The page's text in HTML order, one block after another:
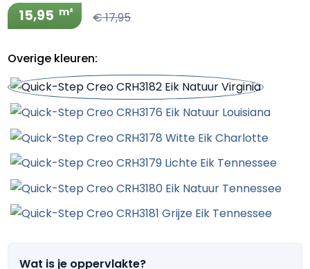
15,95 m² € 17,95
Overige kleuren:
Wat is je oppervlakte?